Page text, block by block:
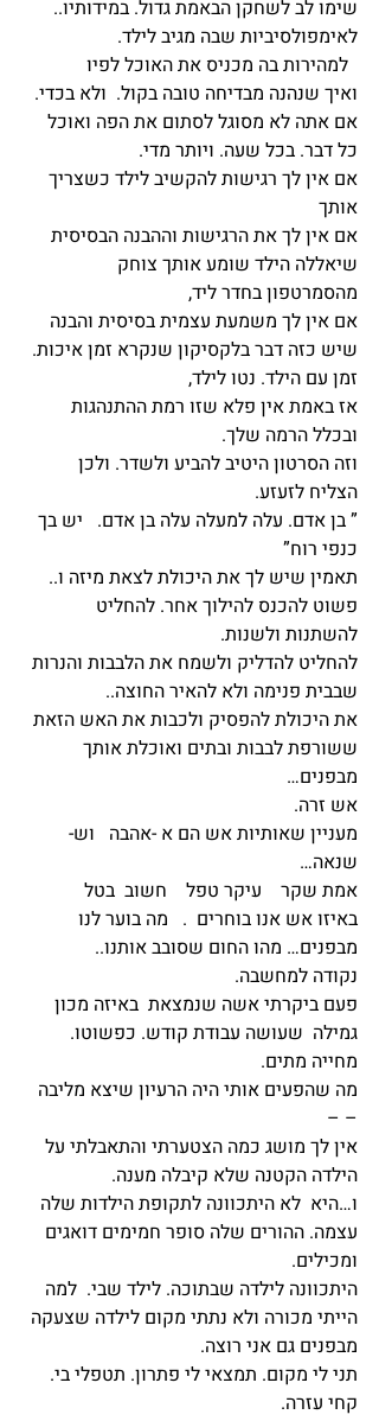
שימו לב לשחקן הבאמת גדול. במידותיו..
לאימפולסיביות שבה מגיב לילד.
למהירות בה מכניס את האוכל לפיו
ואיך שנהנה מבדיחה טובה בקול.  ולא בכדי.
אם אתה לא מסוגל לסתום את הפה ואוכל
כל דבר. בכל שעה. ויותר מדי.
אם אין לך רגישות להקשיב לילד כשצריך
אותך
אם אין לך את הרגישות וההבנה הבסיסית
שיאללה הילד שומע אותך צוחק
מהסמרטפון בחדר ליד,
אם אין לך משמעת עצמית בסיסית והבנה
שיש כזה דבר בלקסיקון שנקרא זמן איכות.
זמן עם הילד. נטו לילד,
אז באמת אין פלא שזו רמת ההתנהגות
ובכלל הרמה שלך.
וזה הסרטון היטיב להביע ולשדר. ולכן
הצליח לזעזע.
” בן אדם. עלה למעלה עלה בן אדם.   יש בך
כנפי רוח”
תאמין שיש לך את היכולת לצאת מיזה ו..
פשוט להכנס להילוך אחר. להחליט
להשתנות ולשנות.
להחליט להדליק ולשמח את הלבבות והנרות
שבבית פנימה ולא להאיר החוצה..
את היכולת להפסיק ולכבות את האש הזאת
ששורפת לבבות ובתים ואוכלת אותך
מבפנים…
אש זרה.
מעניין שאותיות אש הם א -אהבה   וש-
שנאה…
אמת שקר    עיקר טפל    חשוב  בטל
באיזו אש אנו בוחרים  .   מה בוער לנו
מבפנים… מהו החום שסובב אותנו..
נקודה למחשבה.
פעם ביקרתי אשה שנמצאת  באיזה מכון
גמילה  שעושה עבודת קודש. כפשוטו.
מחייה מתים.
מה שהפעים אותי היה הרעיון שיצא מליבה
– –
אין לך מושג כמה הצטערתי והתאבלתי על
הילדה הקטנה שלא קיבלה מענה.
ו…היא  לא היתכוונה לתקופת הילדות שלה
עצמה. ההורים שלה סופר חמימים דואגים
ומכילים.
היתכוונה לילדה שבתוכה. לילד שבי.  למה
הייתי מכורה ולא נתתי מקום לילדה שצעקה
מבפנים גם אני רוצה.
תני לי מקום. תמצאי לי פתרון. תטפלי בי.
קחי עזרה.